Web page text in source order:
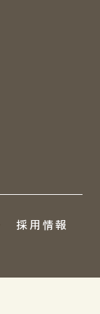
採用情報